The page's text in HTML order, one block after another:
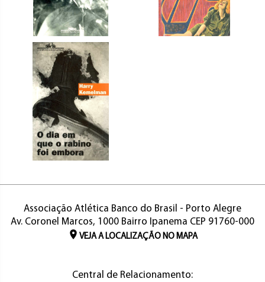
Associação Atlética Banco do Brasil - Porto Alegre
Av. Coronel Marcos, 1000 Bairro Ipanema CEP 91760-000
VEJA A LOCALIZAÇÃO NO MAPA
Central de Relacionamento: